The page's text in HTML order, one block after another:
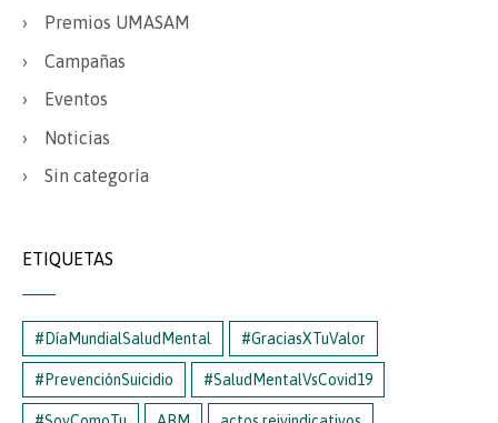
Premios UMASAM
Campañas
Eventos
Noticias
Sin categoría
ETIQUETAS
#DíaMundialSaludMental #GraciasXTuValor
#PrevenciónSuicidio #SaludMentalVsCovid19